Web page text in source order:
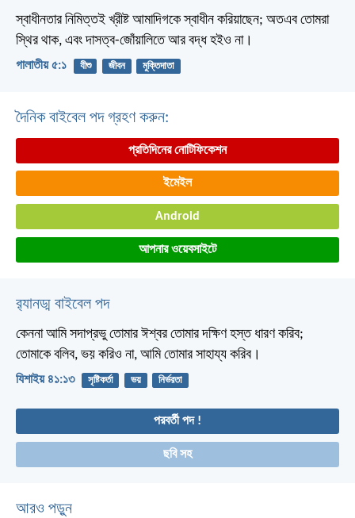
স্বাধীনতার নিমিত্তই খ্রীষ্ট আমাদিগকে স্বাধীন করিয়াছেন; অতএব তোমরা
স্থির থাক, এবং দাসত্ব-জোঁয়ালিতে আর বদ্ধ হইও না।
গালাতীয় ৫:১ যীশু জীবন মুক্তিদাতা
দৈনিক বাইবেল পদ গ্রহণ করুন:
প্রতিদিনের নোটিফিকেশন
ইমেইল
Android
আপনার ওয়েবসাইটে
র‌্যানড্ম বাইবেল পদ
কেননা আমি সদাপ্রভু তোমার ঈশ্বর তোমার দক্ষিণ হস্ত ধারণ করিব;
তোমাকে বলিব, ভয় করিও না, আমি তোমার সাহায্য করিব।
যিশাইয় ৪১:১৩ সৃষ্টিকর্তা ভয় নির্ভরতা
পরবর্তী পদ !
ছবি সহ
আরও পড়ুন